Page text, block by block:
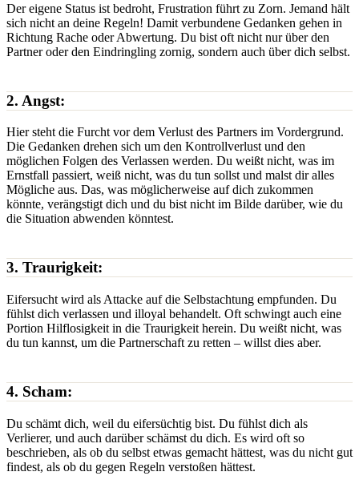
Der eigene Status ist bedroht, Frustration führt zu Zorn. Jemand hält
sich nicht an deine Regeln! Damit verbundene Gedanken gehen in
Richtung Rache oder Abwertung. Du bist oft nicht nur über den
Partner oder den Eindringling zornig, sondern auch über dich selbst.
2. Angst:
Hier steht die Furcht vor dem Verlust des Partners im Vordergrund.
Die Gedanken drehen sich um den Kontrollverlust und den
möglichen Folgen des Verlassen werden. Du weißt nicht, was im
Ernstfall passiert, weiß nicht, was du tun sollst und malst dir alles
Mögliche aus. Das, was möglicherweise auf dich zukommen
könnte, verängstigt dich und du bist nicht im Bilde darüber, wie du
die Situation abwenden könntest.
3. Traurigkeit:
Eifersucht wird als Attacke auf die Selbstachtung empfunden. Du
fühlst dich verlassen und illoyal behandelt. Oft schwingt auch eine
Portion Hilflosigkeit in die Traurigkeit herein. Du weißt nicht, was
du tun kannst, um die Partnerschaft zu retten – willst dies aber.
4. Scham:
Du schämt dich, weil du eifersüchtig bist. Du fühlst dich als
Verlierer, und auch darüber schämst du dich. Es wird oft so
beschrieben, als ob du selbst etwas gemacht hättest, was du nicht gut
findest, als ob du gegen Regeln verstoßen hättest.